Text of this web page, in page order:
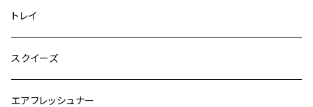
トレイ
スクイーズ
エアフレッシュナー